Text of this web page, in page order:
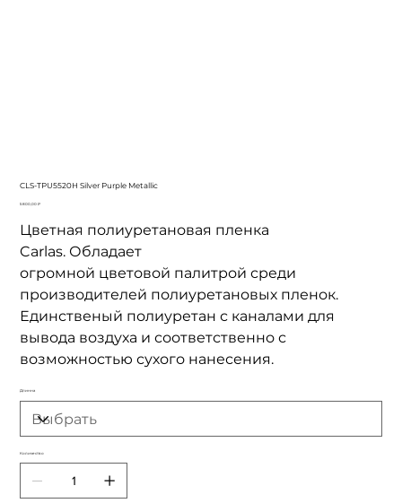
CLS-TPU5520H Silver Purple Metallic
Цена
5 800,00 ₽
Цветная полиуретановая пленка
Carlas. Обладает
огромной цветовой палитрой среди
производителей полиуретановых пленок.
Единственый полиуретан с каналами для
вывода воздуха и соответственно с
возможностью сухого нанесения.
Длинна
Количество